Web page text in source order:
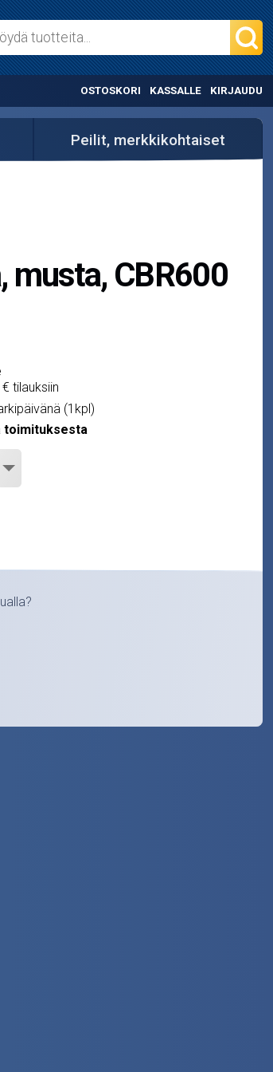
OSTOSKORI KASSALLE KIRJAUDU
Peilit, merkkikohtaiset
musta, CBR600
tilauksiin
(1kpl)
toimituksesta